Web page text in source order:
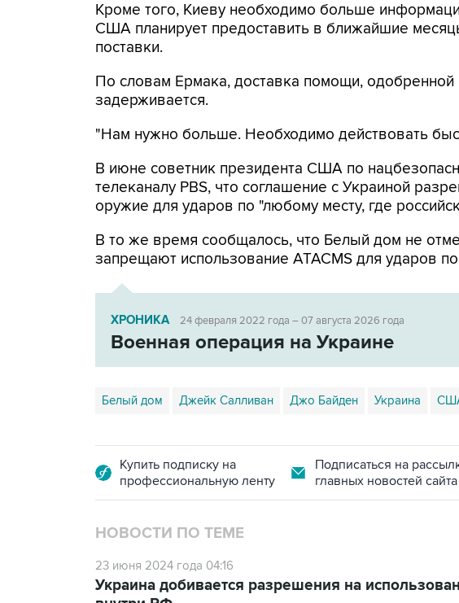
Кроме того, Киеву необходимо больше
США планирует предоставить в ближайшие
поставки.
По словам Ермака, доставка помощи,
задерживается.
"Нам нужно больше. Необходимо действовать
В июне советник президента США по
телеканалу PBS, что соглашение с Украиной
оружие для ударов по "любому месту, где
В то же время сообщалось, что Белый дом не
запрещают использование ATACMS для ударов
ХРОНИКА 24 февраля 2022 года – 07 августа 2026 года
Военная операция на Украине
Белый дом Джейк Салливан Джо Байден Украина
Купить подписку на
профессиональную ленту
Подписаться на
главных новостей сайта
НОВОСТИ ПО ТЕМЕ
23 июня 2024 года 04:16
Украина добивается разрешения на